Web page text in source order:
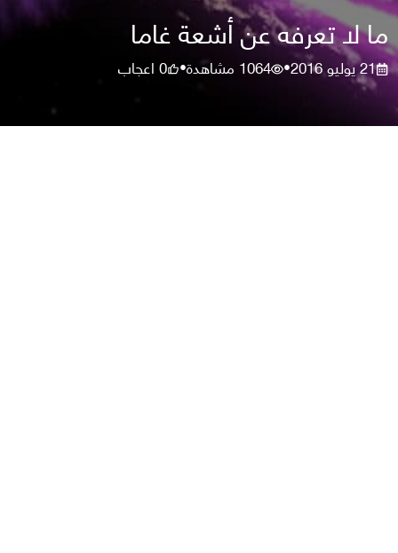
ما لا تعرفه عن أشعة غاما
21 يوليو 2016 •
1064 مشاهدة•
0اعجاب